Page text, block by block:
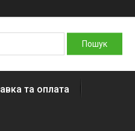
та оплата